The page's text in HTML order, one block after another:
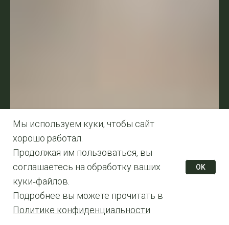
56М3 Ноэль
Коллекция Unit
Мы используем куки, чтобы сайт
хорошо работал.
Продолжая им пользоваться, вы
соглашаетесь на обработку ваших
куки‑файлов.
Подробнее вы можете прочитать в
Политике конфиденциальности
OK